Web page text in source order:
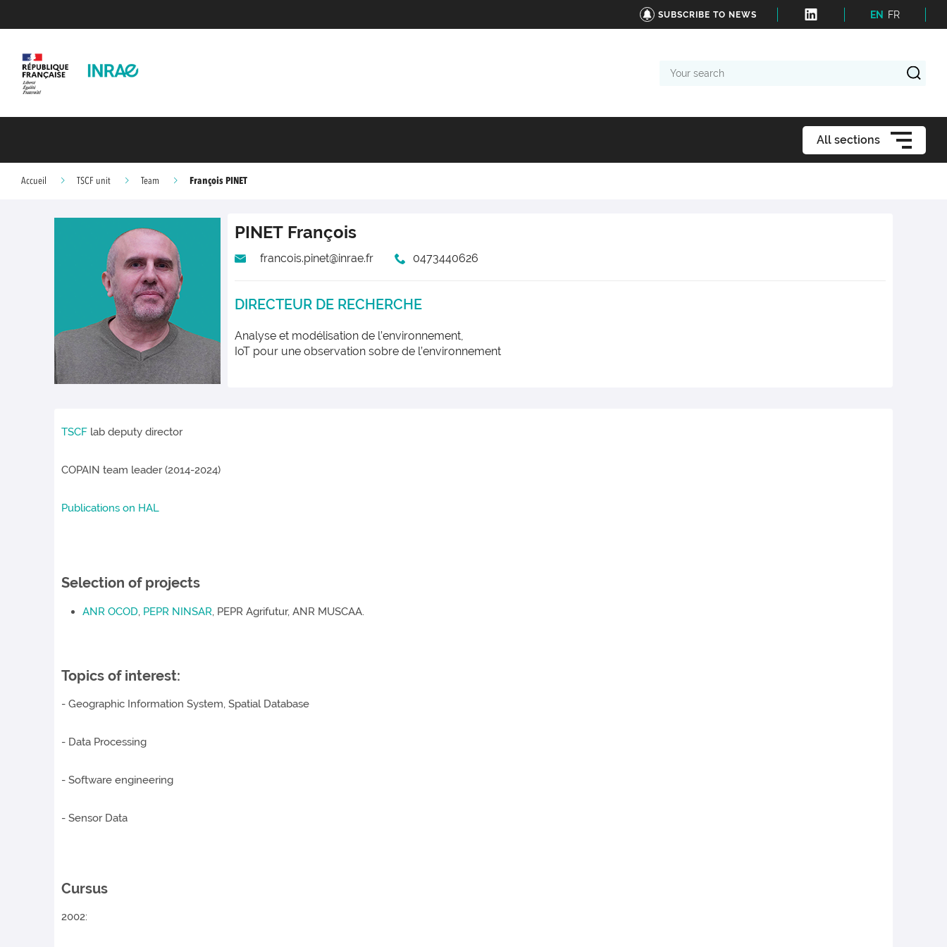
SUBSCRIBE TO NEWS EN FR
search
All sections
Accueil TSCF unit Team François PINET
PINET François
francois.pinet@inrae.fr 0473440626
DIRECTEUR DE RECHERCHE
Analyse et modélisation de l’environnement,
IoT pour une observation sobre de l’environnement
TSCF lab deputy director
COPAIN team leader (2014-2024)
Publications on HAL
Selection of projects
ANR OCOD, PEPR NINSAR, PEPR Agrifutur, ANR MUSCAA.
​Topics of interest:
- Geographic Information System, Spatial Database
- Data Processing
- Software engineering
- Sensor Data
Cursus
2002: